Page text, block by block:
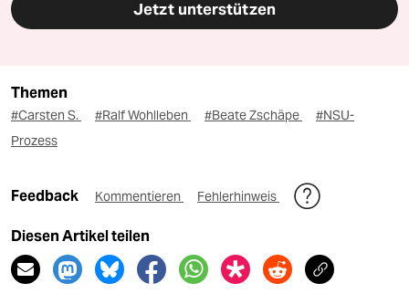
Jetzt unterstützen
Themen
#Carsten S. #Ralf Wohlleben #Beate Zschäpe
#NSU-
Prozess
Feedback Kommentieren Fehlerhinweis
Diesen Artikel teilen